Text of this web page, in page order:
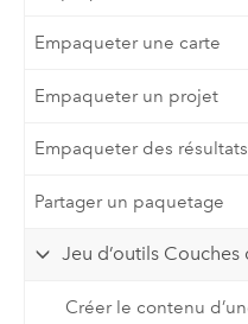
Empaqueter une carte
Empaqueter un projet
Empaqueter des résultats
Partager un paquetage
Jeu d’outils Couches
Créer le contenu